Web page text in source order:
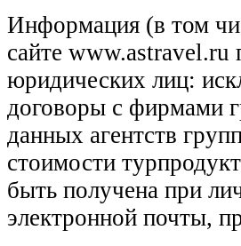
Информация (в том
сайте www.astravel.ru
юридических лиц:
договоры с фирмами
данных агентств
стоимости
быть получена при
электронной почты,